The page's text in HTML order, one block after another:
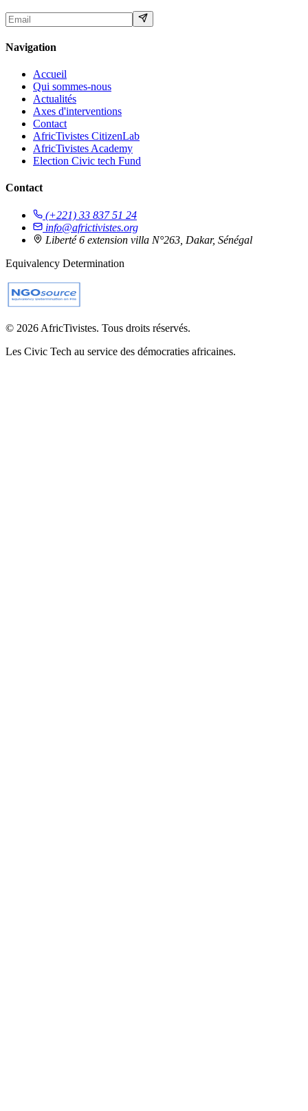
Navigation
Accueil
Qui sommes-nous
Actualités
Axes d'interventions
Contact
AfricTivistes CitizenLab
AfricTivistes Academy
Election Civic tech Fund
Contact
(+221) 33 837 51 24
info@africtivistes.org
Liberté 6 extension villa N°263, Dakar, Sénégal
Equivalency Determination
© 2026 AfricTivistes. Tous droits réservés.
Les Civic Tech au service des démocraties africaines.